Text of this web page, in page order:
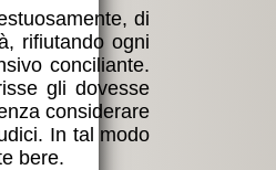
di
rifiutando ogni
conciliante.
gli dovesse
considerare
In tal modo
bere.